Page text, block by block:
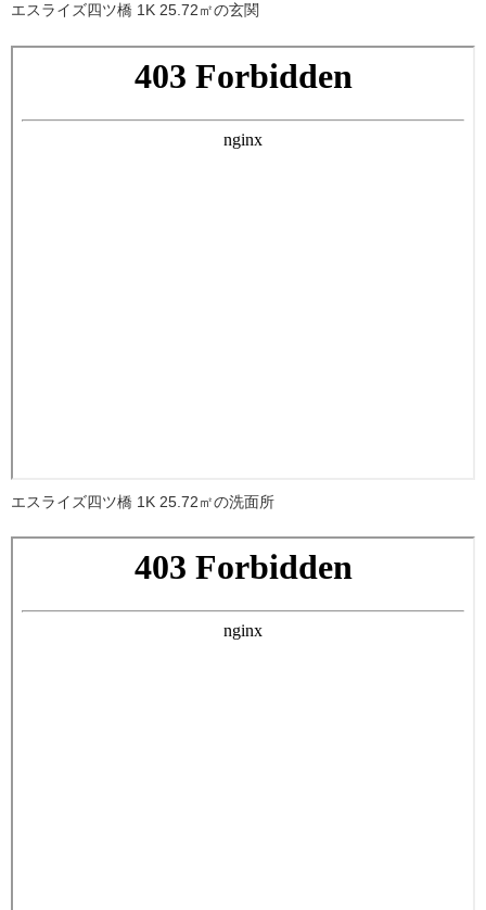
エスライズ四ツ橋 1K 25.72㎡の玄関
エスライズ四ツ橋 1K 25.72㎡の洗面所